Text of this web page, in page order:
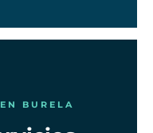
BURELA